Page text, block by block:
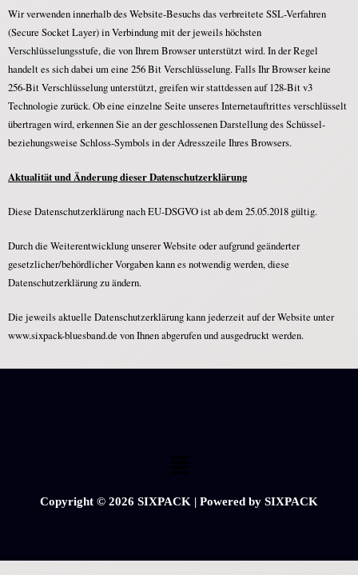
Wir verwenden innerhalb des Website-Besuchs das verbreitete SSL-Verfahren
(Secure Socket Layer) in Verbindung mit der jeweils höchsten
Verschlüsselungsstufe, die von Ihrem Browser unterstützt wird. In der Regel
handelt es sich dabei um eine 256 Bit Verschlüsselung. Falls Ihr Browser keine
256-Bit Verschlüsselung unterstützt, greifen wir stattdessen auf 128-Bit v3
Technologie zurück. Ob eine einzelne Seite unseres Internetauftrittes verschlüsselt
übertragen wird, erkennen Sie an der geschlossenen Darstellung des Schüssel-
beziehungsweise Schloss-Symbols in der Adresszeile Ihres Browsers.
Aktualitätund Änderung dieser Datenschutzerklärung
Diese Datenschutzerklärung nach EU-DSGVO ist ab dem 25.05.2018 gültig.
Durch die Weiterentwicklung unserer Website oder aufgrund geänderter
gesetzlicher/behördlicher Vorgaben kann es notwendig werden, diese
Datenschutzerklärung zu ändern.
Die jeweils aktuelle Datenschutzerklärung kann jederzeit auf der Website unter
www.sixpack-bluesband.de von Ihnen abgerufen und ausgedruckt werden.
Copyright © 2026 SIXPACK | Powered by SIXPACK